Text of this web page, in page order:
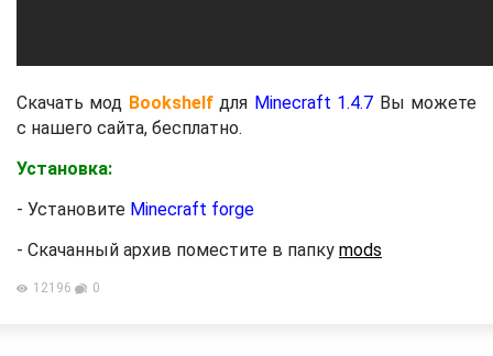
Скачать мод Bookshelfдля Minecraft 1.4.7 Вы можете
с нашего сайта, бесплатно.
Установка:
- Установите Minecraft forge
- Скачанный архив поместите в папку mods
12196 0